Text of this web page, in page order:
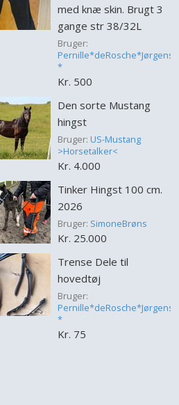
med knæ skin. Brugt 3
gange str 38/32L
Bruger:
Pernille*deRosche*Jørgensen
*
Kr. 500
Den sorte Mustang
hingst
Bruger: US-Mustang
>Horsetalker<
Kr. 4.000
Tinker Hingst 100 cm.
2026
Bruger: SimoneBrøns
Kr. 25.000
Trense Dele til
hovedtøj
Bruger:
Pernille*deRosche*Jørgensen
*
Kr. 75